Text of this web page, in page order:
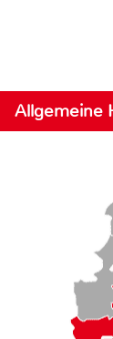
Allgemeine